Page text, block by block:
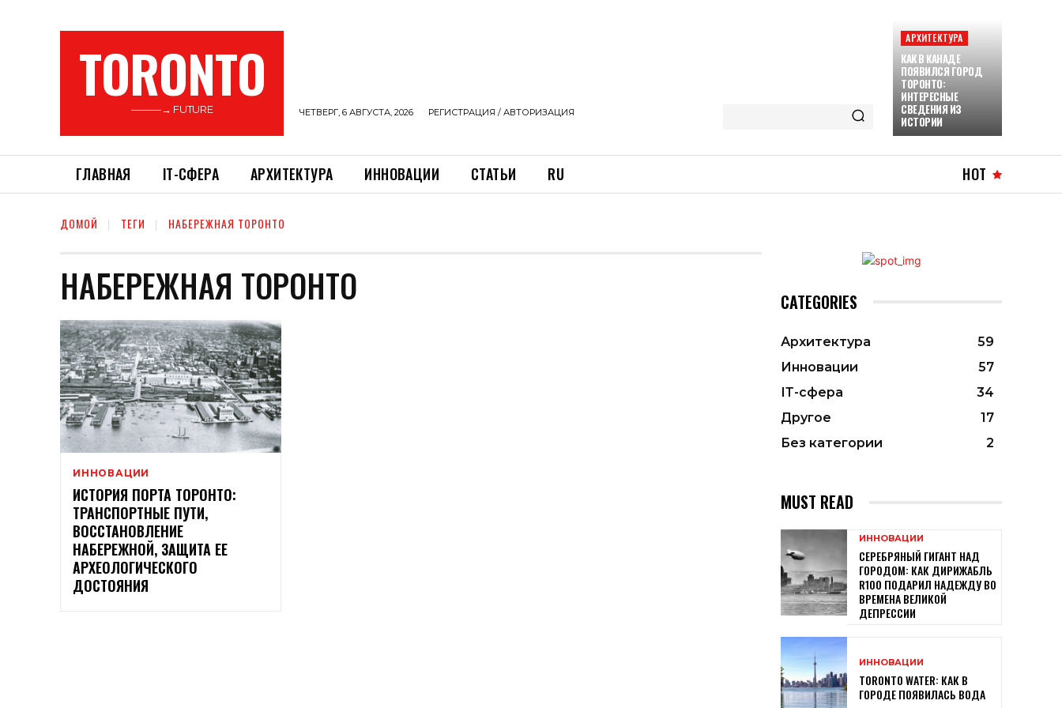
TORONTO
———→ FUTURE ЧЕТВЕРГ, 6 АВГУСТА, 2026 РЕГИСТРАЦИЯ / АВТОРИЗАЦИЯ
АРХИТЕКТУРА
КАК В КАНАДЕ
ПОЯВИЛСЯ ГОРОД
ТОРОНТО:
ИНТЕРЕСНЫЕ
СВЕДЕНИЯ ИЗ
ИСТОРИИ
ГЛАВНАЯ ІТ-СФЕРА АРХИТЕКТУРА ИННОВАЦИИ СТАТЬИ RU HOT
ДОМОЙ ТЕГИ НАБЕРЕЖНАЯ ТОРОНТО
НАБЕРЕЖНАЯ ТОРОНТО
ИННОВАЦИИ
ИСТОРИЯ ПОРТА ТОРОНТО:
ТРАНСПОРТНЫЕ ПУТИ,
ВОССТАНОВЛЕНИЕ
НАБЕРЕЖНОЙ, ЗАЩИТА ЕЕ
АРХЕОЛОГИЧЕСКОГО
ДОСТОЯНИЯ
CATEGORIES
Архитектура
59
Инновации
57
ІТ-сфера
34
Другое
17
Без категории
2
MUST READ
ИННОВАЦИИ
СЕРЕБРЯНЫЙ ГИГАНТ НАД
ГОРОДОМ: КАК ДИРИЖАБЛЬ
R100 ПОДАРИЛ НАДЕЖДУ ВО
ВРЕМЕНА ВЕЛИКОЙ
ДЕПРЕССИИ
ИННОВАЦИИ
TORONTO WATER: КАК В
ГОРОДЕ ПОЯВИЛАСЬ ВОДА